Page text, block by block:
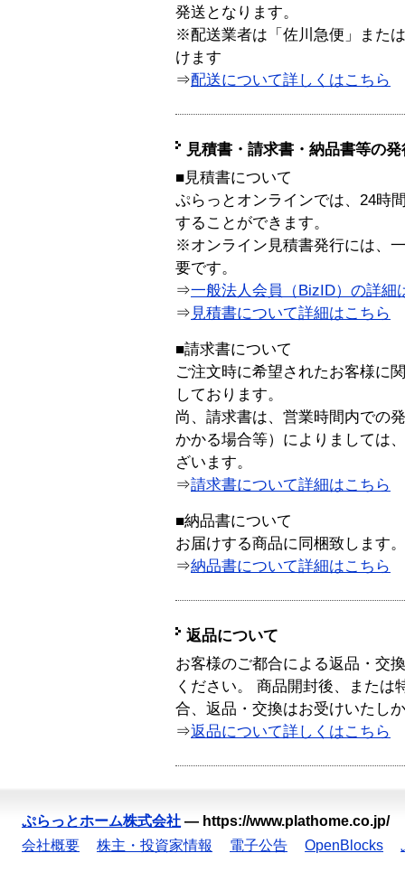
発送となります。
※配送業者は「佐川急便」また
けます
⇒配送について詳しくはこちら
見積書・請求書・納品書等の
■見積書について
ぷらっとオンラインでは、24時
することができます。
※オンライン見積書発行には、
要です。
⇒一般法人会員（BizID）の詳細
⇒ 見積書について詳細はこちら
■請求書について
ご注文時に希望されたお客様に
しております。
尚、請求書は、営業時間内での
かかる場合等）によりましては
ざいます。
⇒請求書について詳細はこちら
■納品書について
お届けする商品に同梱致します。
⇒納品書について詳細はこちら
返品について
お客様のご都合による返品・交
ください。 商品開封後、または
合、返品・交換はお受けいたし
⇒返品について詳しくはこちら
ぷらっとホーム株式会社 — https://www.plathome.co.jp/
会社概要
株主・投資家情報 電子公告 OpenBlocks